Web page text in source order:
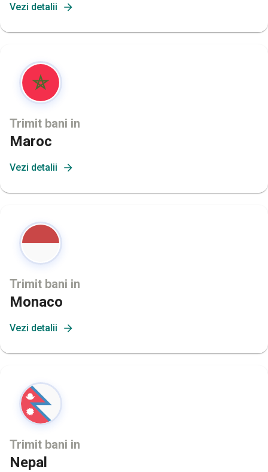
Vezi detalii
Trimit bani in
Maroc
Vezi detalii
Trimit bani in
Monaco
Vezi detalii
Trimit bani in
Nepal